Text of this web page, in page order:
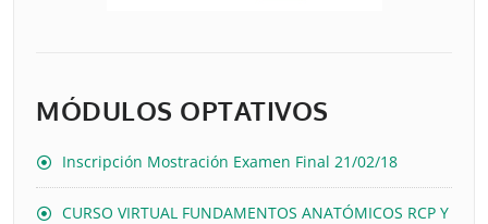
MÓDULOS OPTATIVOS
Inscripción Mostración Examen Final 21/02/18
CURSO VIRTUAL FUNDAMENTOS ANATÓMICOS RCP Y